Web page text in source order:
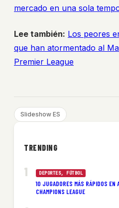
mercado en una sola
Lee también: Los peores
que han atormentado al
Premier League
Slideshow ES
TRENDING
DEPORTES, FÚTBOL
10 JUGADORES MÁS RÁPIDOS
CHAMPIONS LEAGUE